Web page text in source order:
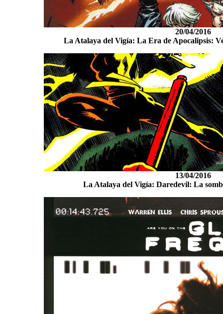
20/04/2016
La Atalaya del Vigía: La Era de Apocalipsis:
13/04/2016
La Atalaya del Vigía: Daredevil: La